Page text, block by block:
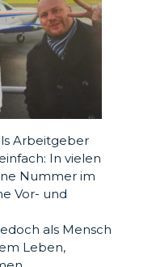
Arbeitgeber
In vielen
Nummer im
Vor- und
als Mensch
Leben,